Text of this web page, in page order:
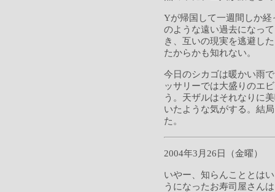
Yが帰国して一週間しか
のような遠い過去になっ
き、互いの現実を逃避し
たからかも知れない。
今日のシカゴは暖かい雨
ッサリーでは大盛りのエ
う。天ザルはそれなりに
いたような気がする。結
た。
2004年3月26日（金曜）
いやー、知らんこととは
うになったお寿司屋さん